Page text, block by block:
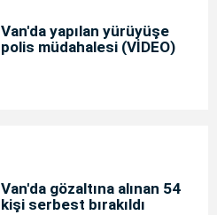
Van'da yapılan yürüyüşe
polis müdahalesi (VİDEO)
Van'da gözaltına alınan 54
kişi serbest bırakıldı